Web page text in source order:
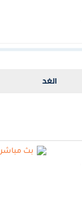
الغد